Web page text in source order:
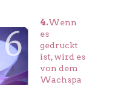
4.Wenn
es
gedruckt
ist, wird es
von dem
Wachspa